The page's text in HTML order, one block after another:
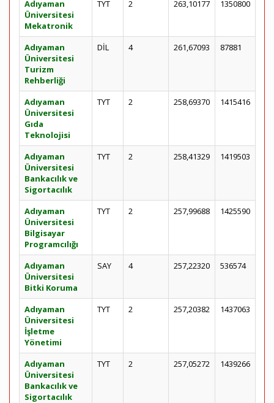
Adıyaman
Üniversitesi
Mekatronik
TYT 2 263,10177 1350800
Adıyaman
Üniversitesi
Turizm
Rehberliği
DİL 4 261,67093 87881
Adıyaman
Üniversitesi
Gıda
Teknolojisi
TYT 2 258,69370 1415416
Adıyaman
Üniversitesi
Bankacılık ve
Sigortacılık
TYT 2 258,41329 1419503
Adıyaman
Üniversitesi
Bilgisayar
Programcılığı
TYT 2 257,99688 1425590
Adıyaman
Üniversitesi
Bitki Koruma
SAY 4 257,22320 536574
Adıyaman
Üniversitesi
İşletme
Yönetimi
TYT 2 257,20382 1437063
Adıyaman
Üniversitesi
Bankacılık ve
Sigortacılık
TYT 2 257,05272 1439266